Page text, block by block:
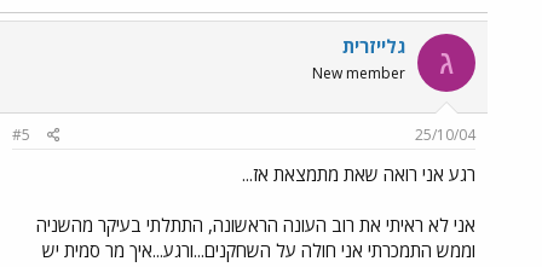
ג גלייזרית
New member
25/10/04
#5
רגע אני רואה שאת מתמצאת אז...
אני לא ראיתי את רוב העונה הראשונה, התתלתי בעיקר מהשניה
וממש התמכרתי אני חולה על השחקנים...ורגע...איך מר סמית יש